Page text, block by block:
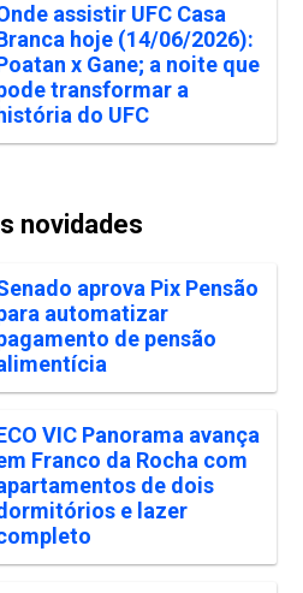
assistir UFC Casa
hoje (14/06/2026):
x Gane; a noite que
transformar a
história do UFC
novidades
aprova Pix Pensão
automatizar
de pensão
VIC Panorama avança
Franco da Rocha com
de dois
e lazer